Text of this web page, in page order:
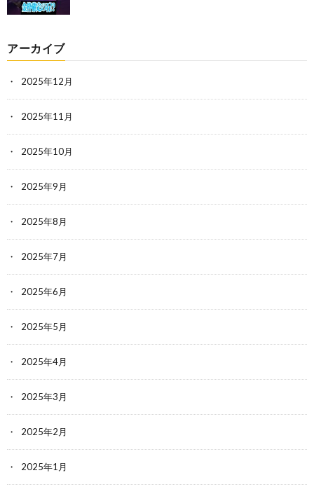
アーカイブ
2025年12月
2025年11月
2025年10月
2025年9月
2025年8月
2025年7月
2025年6月
2025年5月
2025年4月
2025年3月
2025年2月
2025年1月